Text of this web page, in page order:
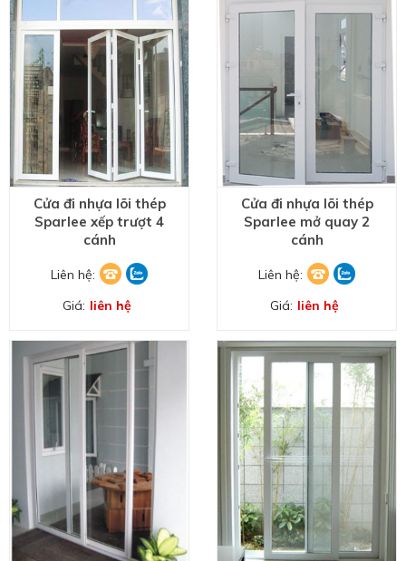
Cửa đi nhựa lõi thép
Sparlee xếp trượt 4
cánh
Liên hệ:
Giá: liên hệ
Cửa đi nhựa lõi thép
Sparlee mở quay 2
cánh
Liên hệ:
Giá: liên hệ